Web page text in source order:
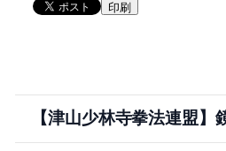
印刷
【津山少林寺拳法連盟